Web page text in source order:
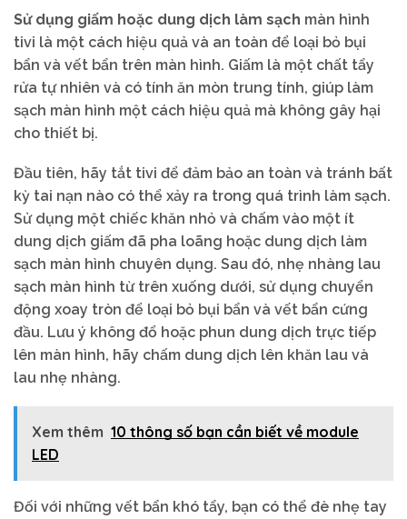
Sử dụng giấm hoặc dung dịch làm sạch màn hình
tivi là một cách hiệu quả và an toàn để loại bỏ bụi
bẩn và vết bẩn trên màn hình. Giấm là một chất tẩy
rửa tự nhiên và có tính ăn mòn trung tính, giúp làm
sạch màn hình một cách hiệu quả mà không gây hại
cho thiết bị.
Đầu tiên, hãy tắt tivi để đảm bảo an toàn và tránh bất
kỳ tai nạn nào có thể xảy ra trong quá trình làm sạch.
Sử dụng một chiếc khăn nhỏ và chấm vào một ít
dung dịch giấm đã pha loãng hoặc dung dịch làm
sạch màn hình chuyên dụng. Sau đó, nhẹ nhàng lau
sạch màn hình từ trên xuống dưới, sử dụng chuyển
động xoay tròn để loại bỏ bụi bẩn và vết bẩn cứng
đầu. Lưu ý không đổ hoặc phun dung dịch trực tiếp
lên màn hình, hãy chấm dung dịch lên khăn lau và
lau nhẹ nhàng.
Xem thêm 10 thông số bạn cần biết về module
LED
Đối với những vết bẩn khó tẩy, bạn có thể đè nhẹ tay